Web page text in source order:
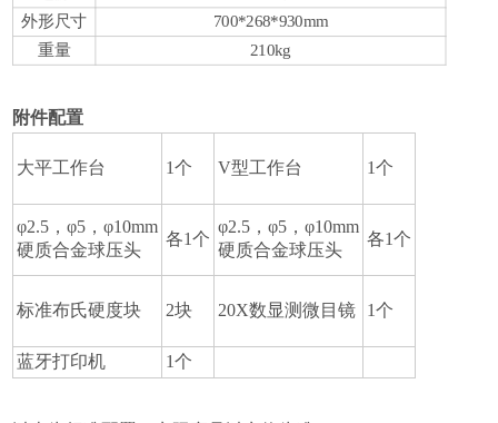
外形尺寸
700*268*930mm
重量
210kg
附件配置
大平工作台 1个 V型工作台 1个
φ2.5，φ5，φ10mm
硬质合金球压头
各1个
φ2.5，φ5，φ10mm
硬质合金球压头
各1个
标准布氏硬度块 2块 20X数显测微目镜 1个
蓝牙打印机 1个